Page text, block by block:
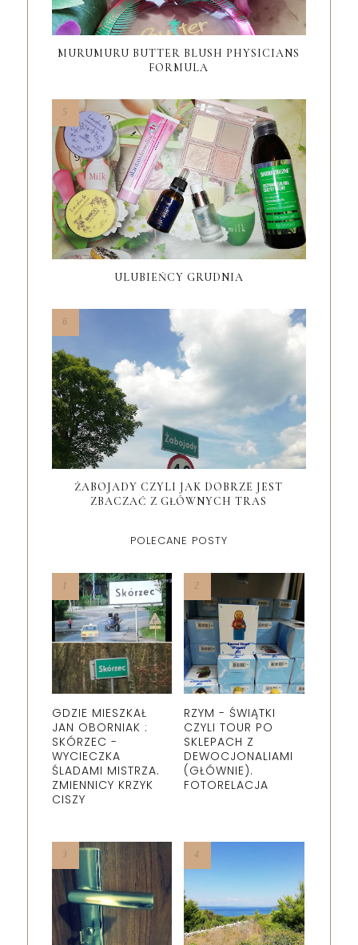
MURUMURU BUTTER BLUSH PHYSICIANS
FORMULA
ULUBIEŃCY GRUDNIA
ŻABOJADY CZYLI JAK DOBRZE JEST
ZBACZAĆ Z GŁÓWNYCH TRAS
POLECANE POSTY
GDZIE MIESZKAŁ
JAN OBORNIAK :
SKÓRZEC -
WYCIECZKA
ŚLADAMI MISTRZA.
ZMIENNICY KRZYK
CISZY
RZYM - ŚWIĄTKI
CZYLI TOUR PO
SKLEPACH Z
DEWOCJONALIAMI
(GŁÓWNIE).
FOTORELACJA